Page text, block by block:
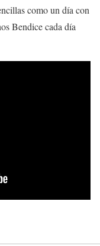
como un día con
Bendice cada día